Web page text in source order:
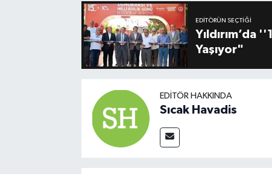
EDITÖRÜN SEÇTIĞI
Yıldırım’da
Yaşıyor"
EDITÖR HAKKINDA
Sıcak Havadis